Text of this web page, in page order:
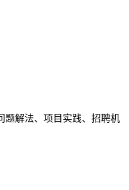
题解法、项目实践、招聘机